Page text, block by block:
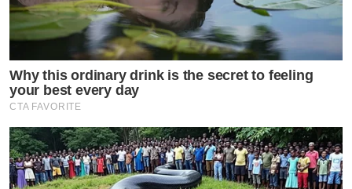
Why this ordinary drink is the secret to feeling
your best every day
CTA FAVORITE